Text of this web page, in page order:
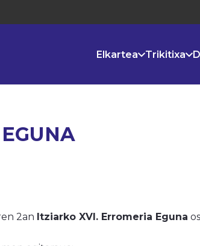
Elkartea Trikitixa
2an Itziarko XVI. Erromeria Eguna